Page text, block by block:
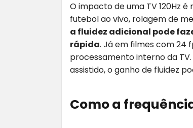
O impacto de uma TV 120Hz
futebol ao vivo, rolagem de
a fluidez adicional pode
rápida. Já em filmes com 24
processamento interno da
assistido, o ganho de fluidez
Como a